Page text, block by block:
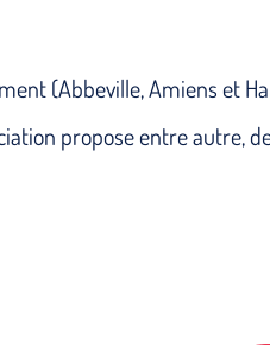
(Abbeville, Amiens et
propose entre autre,